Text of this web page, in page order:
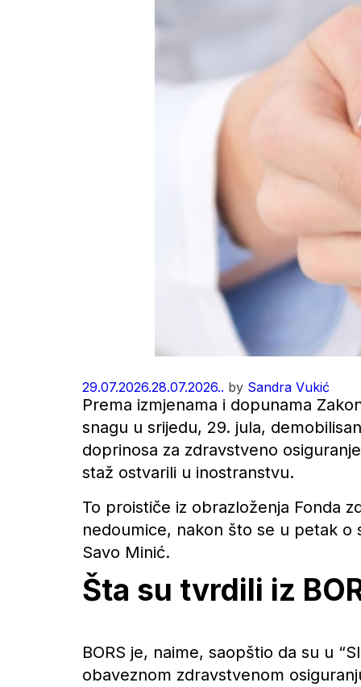
29.07.2026.28.07.2026.. by Sandra Vukić
Prema izmjenama i dopunama
snagu u srijedu, 29. jula,
doprinosa za zdravstveno
staž ostvarili u inostranstvu.
To proističe iz obrazloženja Fonda
nedoumice, nakon što se u petak o
Savo Minić.
Šta su tvrdili iz
BORS je, naime, saopštio da su u
obaveznom zdravstvenom